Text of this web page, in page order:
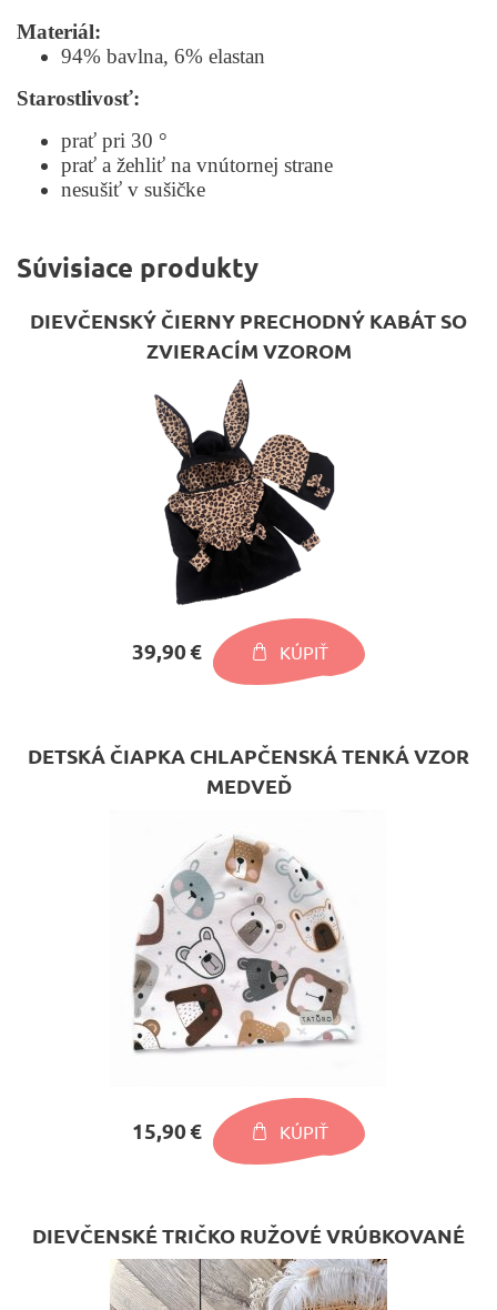
Materiál:
94% bavlna, 6% elastan
Starostlivosť:
prať pri 30 °
prať a žehliť na vnútornej strane
nesušiť v sušičke
Súvisiace produkty
DIEVČENSKÝ ČIERNY PRECHODNÝ KABÁT SO
ZVIERACÍM VZOROM
39,90 € KÚPIŤ
DETSKÁ ČIAPKA CHLAPČENSKÁ TENKÁ VZOR
MEDVEĎ
15,90 € KÚPIŤ
DIEVČENSKÉ TRIČKO RUŽOVÉ VRÚBKOVANÉ